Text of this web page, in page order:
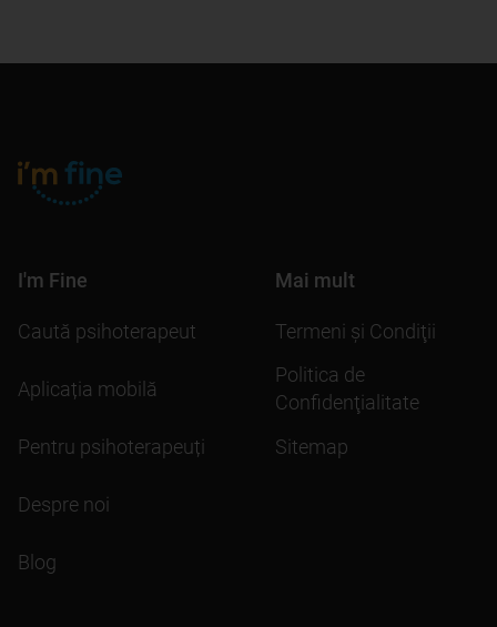
I'm Fine
Caută psihoterapeut
Aplicația mobilă
Pentru psihoterapeuți
Despre noi
Blog
Mai mult
Termeni şi Condiţii
Politica de
Confidenţialitate
Sitemap